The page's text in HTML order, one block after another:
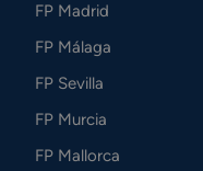
FP Madrid
FP Málaga
FP Sevilla
FP Murcia
FP Mallorca